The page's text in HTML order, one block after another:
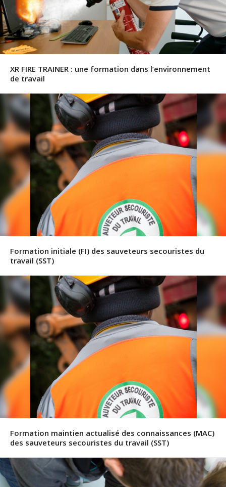
XR FIRE TRAINER : une formation dans l’environnement
de travail
Formation initiale (FI) des sauveteurs secouristes du
travail (SST)
Formation maintien actualisé des connaissances (MAC)
des sauveteurs secouristes du travail (SST)